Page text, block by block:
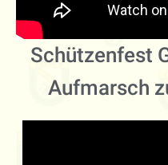
Schützenfest
Aufmarsch